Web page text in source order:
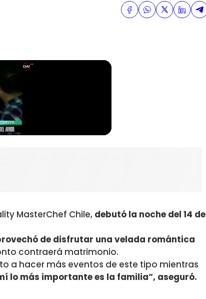
MasterChef Chile, debutó la noche del 14 de
de disfrutar una velada romántica
contraerá matrimonio.
a hacer más eventos de este tipo mientras
lo más importante es la familia”, aseguró.